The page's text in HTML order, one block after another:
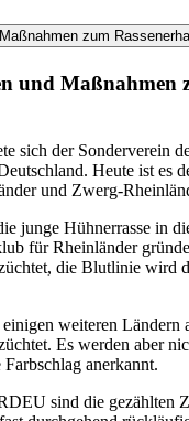
zum
und Maßnahmen
sich der Sonderverein
Heute ist es
und Zwerg-
junge Hühnerrasse in
für Rheinländer
die Blutlinie wird
weiteren Ländern
Es werden aber
anerkannt.
sind die gezählten